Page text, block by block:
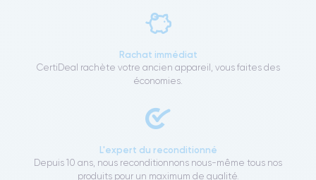
Rachat immédiat
CertiDeal rachète votre ancien appareil, vous faites des
économies.
L'expert du reconditionné
Depuis 10 ans, nous reconditionnons nous-même tous nos
produits pour un maximum de qualité.